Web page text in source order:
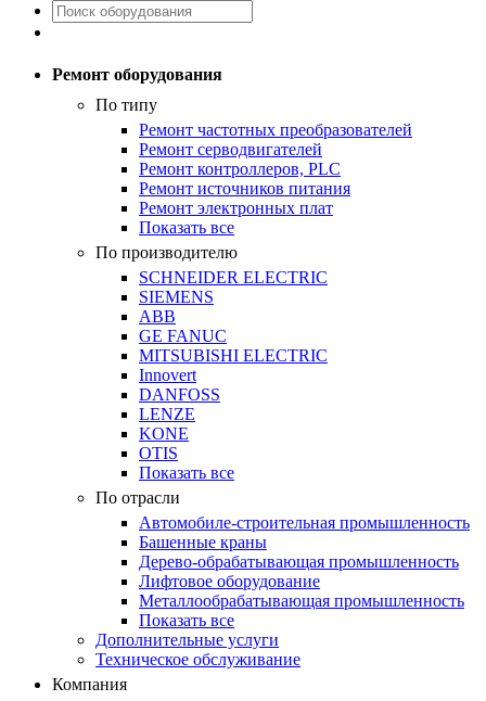
Ремонт оборудования
По типу
Ремонт частотных преобразователей
Ремонт серводвигателей
Ремонт контроллеров, PLC
Ремонт источников питания
Ремонт электронных плат
Показать все
По производителю
SCHNEIDER ELECTRIC
SIEMENS
ABB
GE FANUC
MITSUBISHI ELECTRIC
Innovert
DANFOSS
LENZE
KONE
OTIS
Показать все
По отрасли
Автомобиле-строительная промышленность
Башенные краны
Дерево-обрабатывающая промышленность
Лифтовое оборудование
Металлообрабатывающая промышленность
Показать все
Дополнительные услуги
Техническое обслуживание
Компания